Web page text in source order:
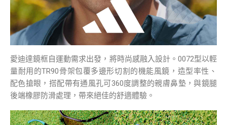
愛迪達鏡框自運動需求出發，將時尚感融入設計。0072型以輕
量耐用的TR90骨架包覆多邊形切割的機能風鏡，造型率性、
配色搶眼，搭配帶有通風孔可360度調整的親膚鼻墊，與鏡腿
後端橡膠防滑處理，帶來絕佳的舒適體驗。